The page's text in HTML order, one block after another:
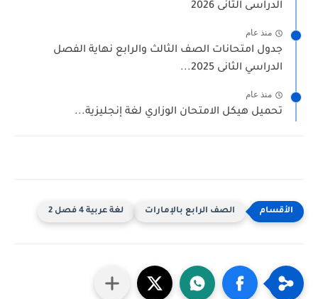
الدراسى الثانى 2026
منذ عام
جدول امتحانات الصف الثالث والرابع نهاية الفصل
الدراسي الثانى 2025...
منذ عام
تحميل هيكل الامتحان الوزاري لغة إنجليزية...
الصف الرابع بالإمارات لغة عربية 4 فصل 2